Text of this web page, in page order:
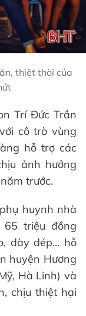
thiệt thòi của
Trí Đức Trần
cô trò vùng
hỗ trợ các
ảnh hưởng
trước.
huynh nhà
triệu đồng
dày dép... hỗ
huyện Hương
Hà Linh) và
chịu thiệt hại